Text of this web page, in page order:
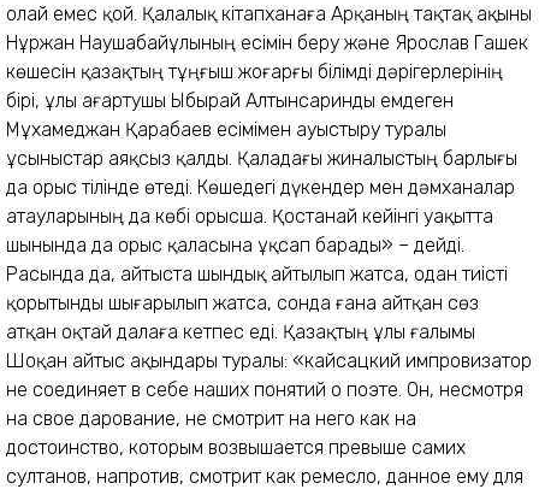
олай емес қой. Қалалық кітапханаға Арқаның тақтақ ақыны
Нұржан Наушабайұлының есімін беру және Ярослав Гашек
көшесін қазақтың тұңғыш жоғарғы білімді дәрігерлерінің
бірі, ұлы ағартушы Ыбырай Алтынсаринды емдеген
Мұхамеджан Қарабаев есімімен ауыстыру туралы
ұсыныстар аяқсыз қалды. Қаладағы жиналыстың барлығы
да орыс тілінде өтеді. Көшедегі дүкендер мен дәмханалар
атауларының да көбі орысша. Қостанай кейінгі уақытта
шынында да орыс қаласына ұқсап барады» – дейді.
Расында да, айтыста шындық айтылып жатса, одан тиісті
қорытынды шығарылып жатса, сонда ғана айтқан сөз
атқан оқтай далаға кетпес еді. Қазақтың ұлы ғалымы
Шоқан айтыс ақындары туралы: «кайсацкий импровизатор
не соединяет в себе наших понятий о поэте. Он, несмотря
на свое дарование, не смотрит на него как на
достоинство, которым возвышается превыше самих
султанов, напротив, смотрит как ремесло, данное ему для